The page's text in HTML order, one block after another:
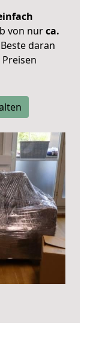
von nurca.
daran